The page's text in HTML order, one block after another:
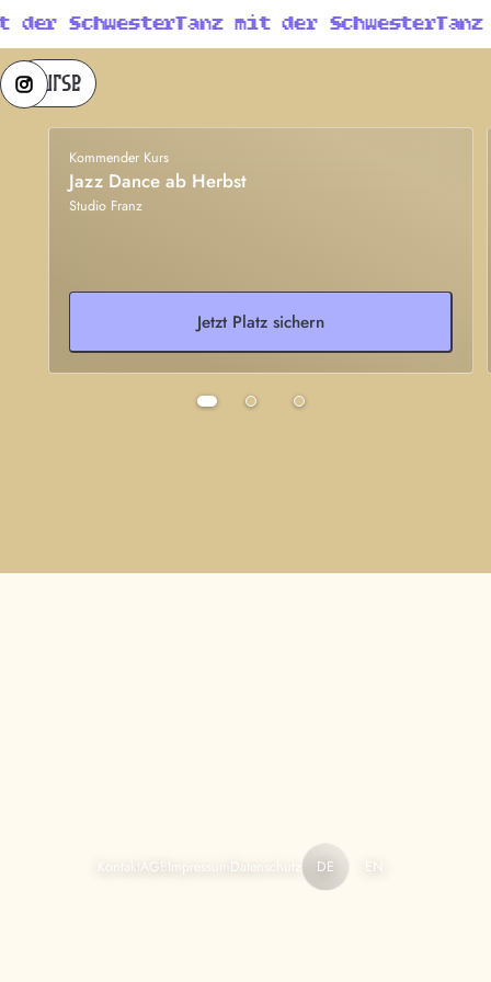
der SchwesterTanz mit der Schwester
Kurse
Kontakt AGB Impressum Datenschutz DE EN
Kommender Kurs
Jazz Dance ab Herbst
Studio Franz
Jetzt Platz sichern